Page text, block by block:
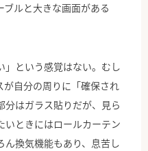
ルと大きな画面がある
」という感覚はない。むし
が自分の周りに「確保され
分はガラス貼りだが、見ら
いときにはロールカーテン
ん換気機能もあり、息苦し